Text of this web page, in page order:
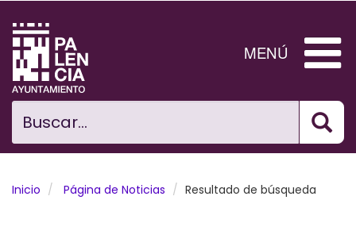
contenido
principal
Buscar...
MENÚ
Ciudad
El Ayuntamiento
Noticias
Inicio Página de Noticias Resultado de búsqueda